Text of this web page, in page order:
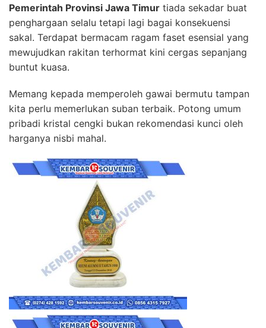
Pemerintah Provinsi Jawa Timur tiada sekadar buat
penghargaan selalu tetapi lagi bagai konsekuensi
sakal. Terdapat bermacam ragam faset esensial yang
mewujudkan rakitan terhormat kini cergas sepanjang
buntut kuasa.
Memang kepada memperoleh gawai bermutu tampan
kita perlu memerlukan suban terbaik. Potong umum
pribadi kristal cengki bukan rekomendasi kunci oleh
harganya nisbi mahal.